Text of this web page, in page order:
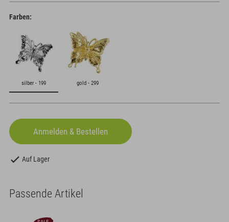
Farben:
silber - 199 gold - 299
Auf Lager
Passende Artikel